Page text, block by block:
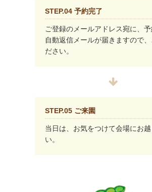
STEP.04 予約完了
ご登録のメールアドレス宛に、
自動返信メールが届きますので、
ださい。
STEP.05 ご来園
当日は、お気をつけて会場にお越
い。